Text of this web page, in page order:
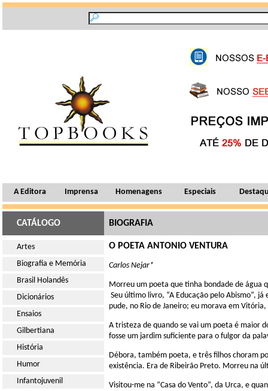
A Editora Imprensa Homenagens Especiais
CATÁLOGO BIOGRAFIA
Artes
Biografia e Memória
Brasil Holandês
Dicionários
Ensaios
Gilbertiana
História
Humor
Infantojuvenil
O POETA ANTONIO VENTURA
Carlos Nejar*
Morreu um poeta que tinha bondade de água
Seu último livro, “A Educação pelo Abismo”,
pude, no Rio de Janeiro; eu morava em
A tristeza de quando se vai um poeta é maior
fosse um jardim suficiente para o fulgor da
Débora, também poeta, e três filhos choram
existência. Era de Ribeirão Preto. Morreu na
Visitou-me na “Casa do Vento”, da Urca, e